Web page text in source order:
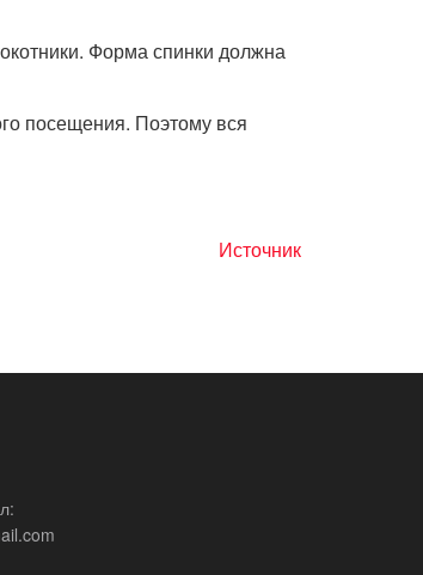
Форма спинки должна
посещения. Поэтому вся
Источник